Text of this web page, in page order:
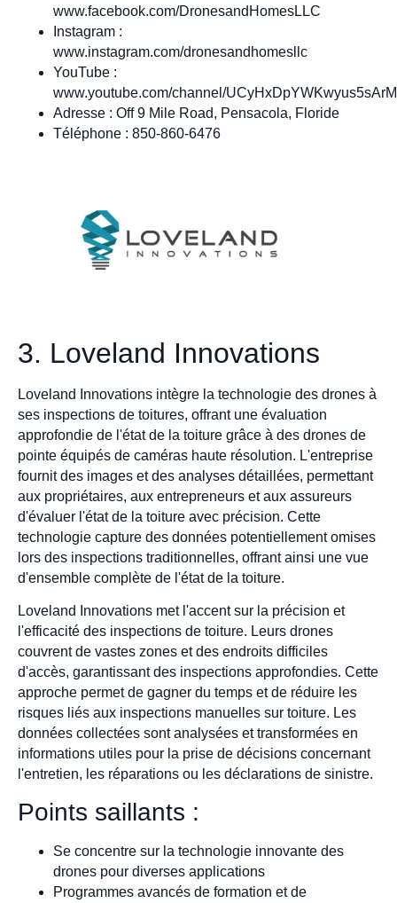
www.facebook.com/DronesandHomesLLC
Instagram :
www.instagram.com/dronesandhomesllc
YouTube :
www.youtube.com/channel/
Adresse : Off 9 Mile Road, Pensacola, Floride
Téléphone : 850-860-6476
3. Loveland Innovations
Loveland Innovations intègre la technologie des drones à
ses inspections de toitures, offrant une évaluation
approfondie de l'état de la toiture grâce à des drones de
pointe équipés de caméras haute résolution. L'entreprise
fournit des images et des analyses détaillées, permettant
aux propriétaires, aux entrepreneurs et aux assureurs
d'évaluer l'état de la toiture avec précision. Cette
technologie capture des données potentiellement omises
lors des inspections traditionnelles, offrant ainsi une vue
d'ensemble complète de l'état de la toiture.
Loveland Innovations met l'accent sur la précision et
l'efficacité des inspections de toiture. Leurs drones
couvrent de vastes zones et des endroits difficiles
d'accès, garantissant des inspections approfondies. Cette
approche permet de gagner du temps et de réduire les
risques liés aux inspections manuelles sur toiture. Les
données collectées sont analysées et transformées en
informations utiles pour la prise de décisions concernant
l'entretien, les réparations ou les déclarations de sinistre.
Points saillants :
Se concentre sur la technologie innovante des
drones pour diverses applications
Programmes avancés de formation et de